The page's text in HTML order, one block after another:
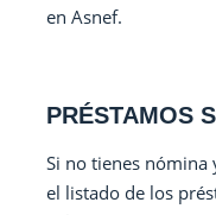
en Asnef.
PRÉSTAMOS
Si no tienes nómina
el listado de los